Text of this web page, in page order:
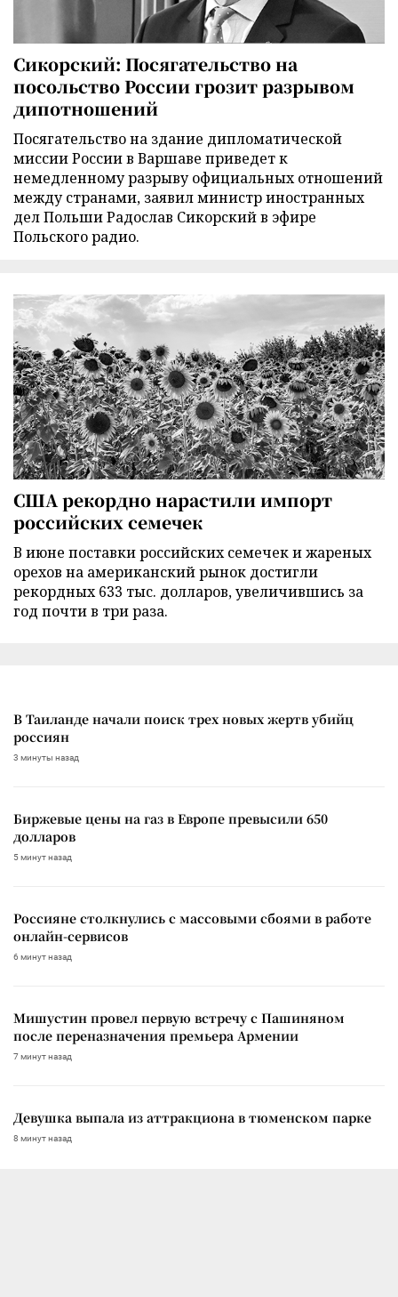
Сикорский: Посягательство на
посольство России грозит разрывом
дипотношений
Посягательство на здание дипломатической
миссии России в Варшаве приведет к
немедленному разрыву официальных отношений
между странами, заявил министр иностранных
дел Польши Радослав Сикорский в эфире
Польского радио.
США рекордно нарастили импорт
российских семечек
В июне поставки российских семечек и жареных
орехов на американский рынок достигли
рекордных 633 тыс. долларов, увеличившись за
год почти в три раза.
В Таиланде начали поиск трех новых жертв убийц
россиян
3 минуты назад
Биржевые цены на газ в Европе превысили 650
долларов
5 минут назад
Россияне столкнулись с массовыми сбоями в работе
онлайн-сервисов
6 минут назад
Мишустин провел первую встречу с Пашиняном
после переназначения премьера Армении
7 минут назад
Девушка выпала из аттракциона в тюменском парке
8 минут назад